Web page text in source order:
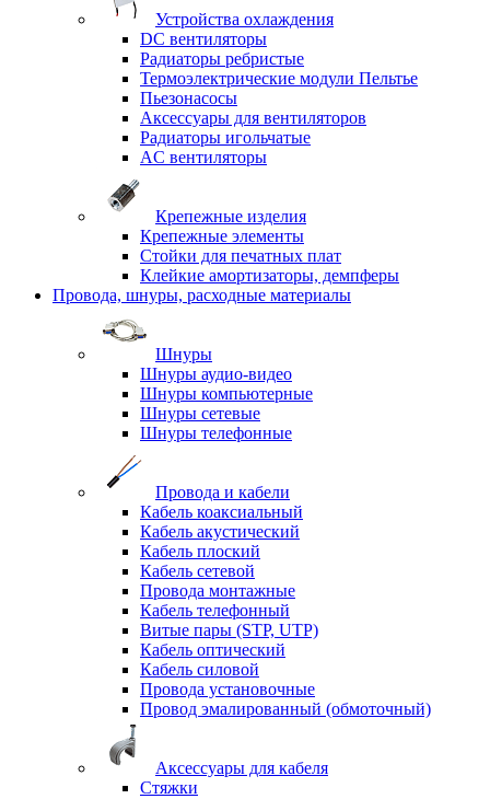
Устройства охлаждения
DC вентиляторы
Радиаторы ребристые
Термоэлектрические модули Пельтье
Пьезонасосы
Аксессуары для вентиляторов
Радиаторы игольчатые
AC вентиляторы
Крепежные изделия
Крепежные элементы
Стойки для печатных плат
Клейкие амортизаторы, демпферы
Провода, шнуры, расходные материалы
Шнуры
Шнуры аудио-видео
Шнуры компьютерные
Шнуры сетевые
Шнуры телефонные
Провода и кабели
Кабель коаксиальный
Кабель акустический
Кабель плоский
Кабель сетевой
Провода монтажные
Кабель телефонный
Витые пары (STP, UTP)
Кабель оптический
Кабель силовой
Провода установочные
Провод эмалированный (обмоточный)
Аксессуары для кабеля
Стяжки